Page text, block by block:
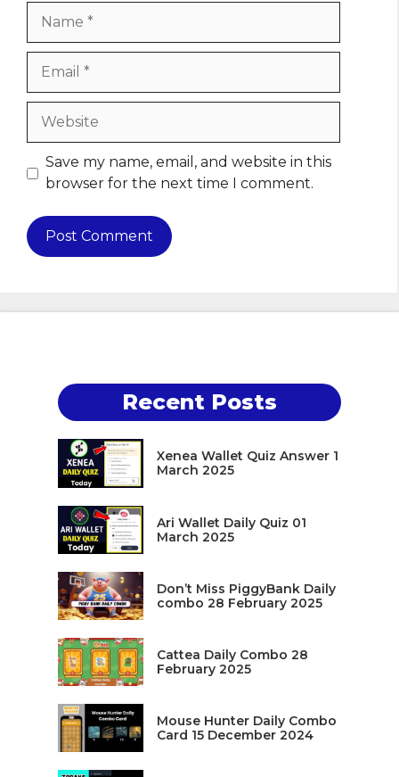
Website
Save my name, email, and website in this
browser for the next time I comment.
Recent Posts
Xenea Wallet Quiz Answer 1
March 2025
Ari Wallet Daily Quiz 01
March 2025
Don’t Miss PiggyBank Daily
combo 28 February 2025
Cattea Daily Combo 28
February 2025
Mouse Hunter Daily Combo
Card 15 December 2024